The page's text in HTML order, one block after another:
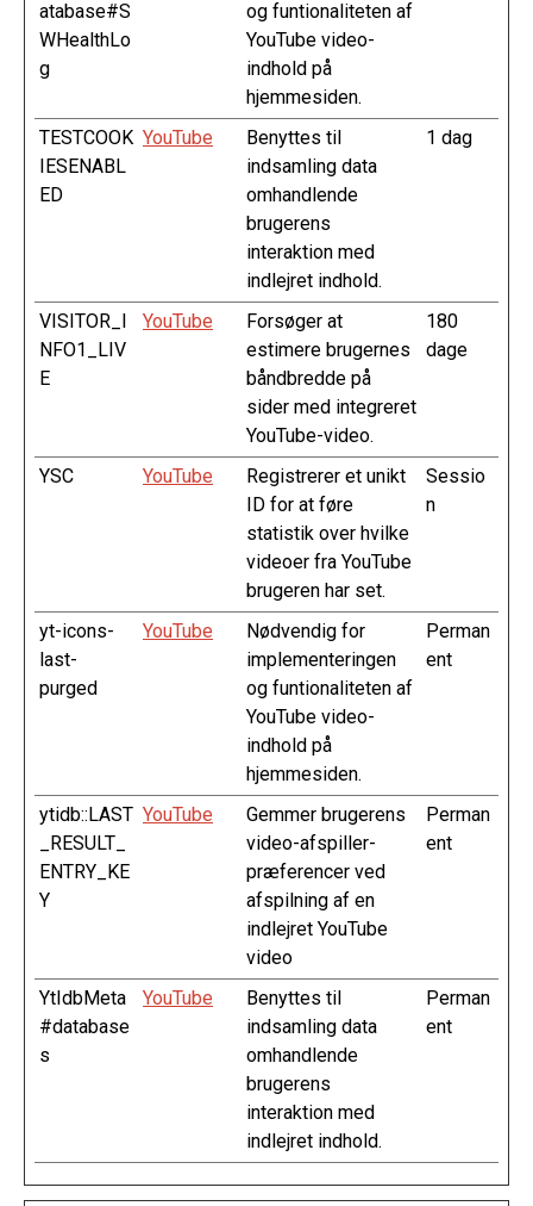
atabase#S
WHealthLo
g
og funtionaliteten af
YouTube video-
indhold på
hjemmesiden.
TESTCOOK
IESENABL
ED
YouTube
Benyttes til
indsamling data
omhandlende
brugerens
interaktion med
indlejret indhold.
1 dag
VISITOR_I
NFO1_LIV
E
YouTube
Forsøger at
estimere brugernes
båndbredde på
sider med integreret
YouTube-video.
180
dage
YSC YouTube
Registrerer et unikt
ID for at føre
statistik over hvilke
videoer fra YouTube
brugeren har set.
Sessio
n
yt-icons-
last-
purged
YouTube
Nødvendig for
implementeringen
og funtionaliteten af
YouTube video-
indhold på
hjemmesiden.
Perman
ent
ytidb::LAST
_RESULT_
ENTRY_KE
Y
YouTube
Gemmer brugerens
video-afspiller-
præferencer ved
afspilning af en
indlejret YouTube
video
Perman
ent
YtIdbMeta
#database
s
YouTube
Benyttes til
indsamling data
omhandlende
brugerens
interaktion med
indlejret indhold.
Perman
ent